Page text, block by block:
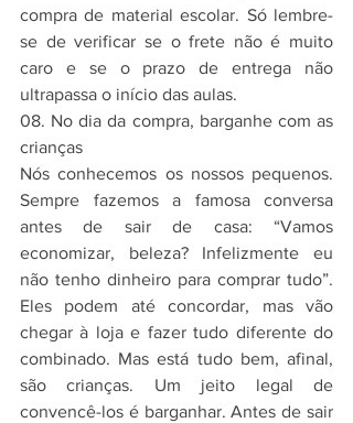
compra de material escolar. Só lembre-
se de verificar se o frete não é muito
caro e se o prazo de entrega não
ultrapassa o início das aulas.
08. No dia da compra, barganhe com as
crianças
Nós conhecemos os nossos pequenos.
Sempre fazemos a famosa conversa
antes de sair de casa: “Vamos
economizar, beleza? Infelizmente eu
não tenho dinheiro para comprar tudo”.
Eles podem até concordar, mas vão
chegar à loja e fazer tudo diferente do
combinado. Mas está tudo bem, afinal,
são crianças. Um jeito legal de
convencê-los é barganhar. Antes de sair